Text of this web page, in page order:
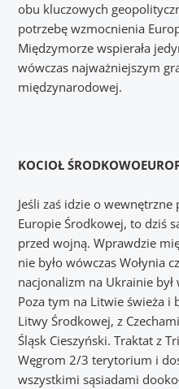
obu kluczowych
potrzebę wzmocnienia
Międzymorze wspierała
wówczas najważniejszym
międzynarodowej.
KOCIOŁ
Jeśli zaś idzie o
Europie Środkowej, to dziś
przed wojną. Wprawdzie
nie było wówczas Wołynia
nacjonalizm na Ukrainie
Poza tym na Litwie świeża i
Litwy Środkowej, z
Śląsk Cieszyński. Traktat z
Węgrom 2/3 terytorium i
wszystkimi sąsiadami